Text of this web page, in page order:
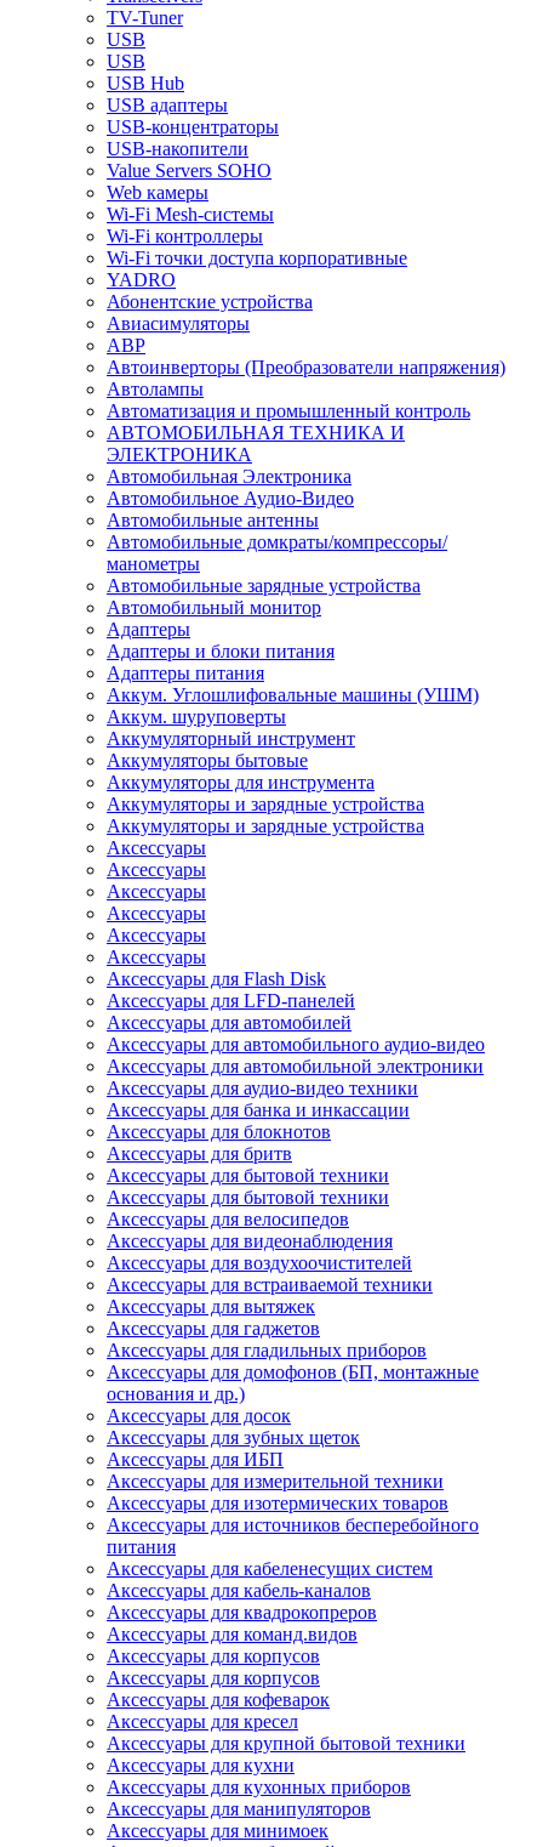
TV-Tuner
USB
USB
USB Hub
USB адаптеры
USB-концентраторы
USB-накопители
Value Servers SOHO
Web камеры
Wi-Fi Mesh-системы
Wi-Fi контроллеры
Wi-Fi точки доступа корпоративные
YADRO
Абонентские устройства
Авиасимуляторы
АВР
Автоинверторы (Преобразователи напряжения)
Автолампы
Автоматизация и промышленный контроль
АВТОМОБИЛЬНАЯ ТЕХНИКА И
ЭЛЕКТРОНИКА
Автомобильная Электроника
Автомобильное Аудио-Видео
Автомобильные антенны
Автомобильные домкраты/компрессоры/
манометры
Автомобильные зарядные устройства
Автомобильный монитор
Адаптеры
Адаптеры и блоки питания
Адаптеры питания
Аккум. Углошлифовальные машины (УШМ)
Аккум. шуруповерты
Аккумуляторный инструмент
Аккумуляторы бытовые
Аккумуляторы для инструмента
Аккумуляторы и зарядные устройства
Аккумуляторы и зарядные устройства
Аксессуары
Аксессуары
Аксессуары
Аксессуары
Аксессуары
Аксессуары
Аксессуары для Flash Disk
Аксессуары для LFD-панелей
Аксессуары для автомобилей
Аксессуары для автомобильного аудио-видео
Аксессуары для автомобильной электроники
Аксессуары для аудио-видео техники
Аксессуары для банка и инкассации
Аксессуары для блокнотов
Аксессуары для бритв
Аксессуары для бытовой техники
Аксессуары для бытовой техники
Аксессуары для велосипедов
Аксессуары для видеонаблюдения
Аксессуары для воздухоочистителей
Аксессуары для встраиваемой техники
Аксессуары для вытяжек
Аксессуары для гаджетов
Аксессуары для гладильных приборов
Аксессуары для домофонов (БП, монтажные
основания и др.)
Аксессуары для досок
Аксессуары для зубных щеток
Аксессуары для ИБП
Аксессуары для измерительной техники
Аксессуары для изотермических товаров
Аксессуары для источников бесперебойного
питания
Аксессуары для кабеленесущих систем
Аксессуары для кабель-каналов
Аксессуары для квадрокопреров
Аксессуары для команд.видов
Аксессуары для корпусов
Аксессуары для корпусов
Аксессуары для кофеварок
Аксессуары для кресел
Аксессуары для крупной бытовой техники
Аксессуары для кухни
Аксессуары для кухонных приборов
Аксессуары для манипуляторов
Аксессуары для минимоек